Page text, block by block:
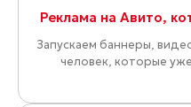
Реклама на Авито,
Запускаем баннеры,
человек, которые